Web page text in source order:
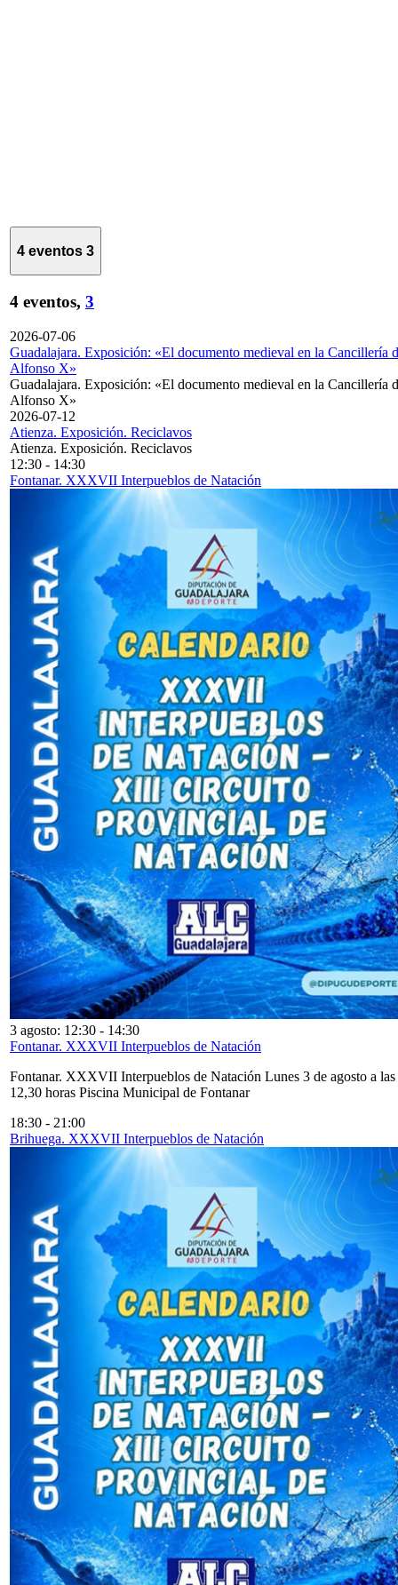
4 eventos 3
4 eventos, 3
2026-07-06
Guadalajara. Exposición: «El documento medieval en la Cancillería
Alfonso X»
Guadalajara. Exposición: «El documento medieval en la Cancillería
Alfonso X»
2026-07-12
Atienza. Exposición. Reciclavos
Atienza. Exposición. Reciclavos
12:30 - 14:30
Fontanar. XXXVII Interpueblos de Natación
3 agosto: 12:30 - 14:30
Fontanar. XXXVII Interpueblos de Natación
Fontanar. XXXVII Interpueblos de Natación Lunes 3 de agosto a las
12,30 horas Piscina Municipal de Fontanar
18:30 - 21:00
Brihuega. XXXVII Interpueblos de Natación